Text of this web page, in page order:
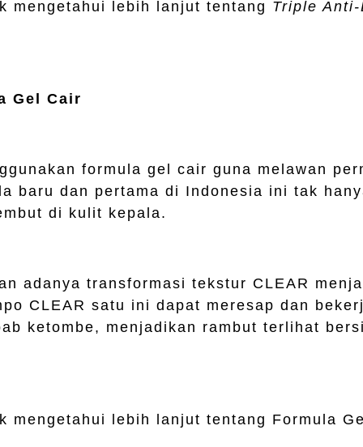
mengetahui lebih lanjut tentang Triple
Gel Cair
formula gel cair guna melawan
baru dan pertama di Indonesia ini tak
di kulit kepala.
adanya transformasi tekstur CLEAR
CLEAR satu ini dapat meresap dan
ketombe, menjadikan rambut terlihat
mengetahui lebih lanjut tentang Formula